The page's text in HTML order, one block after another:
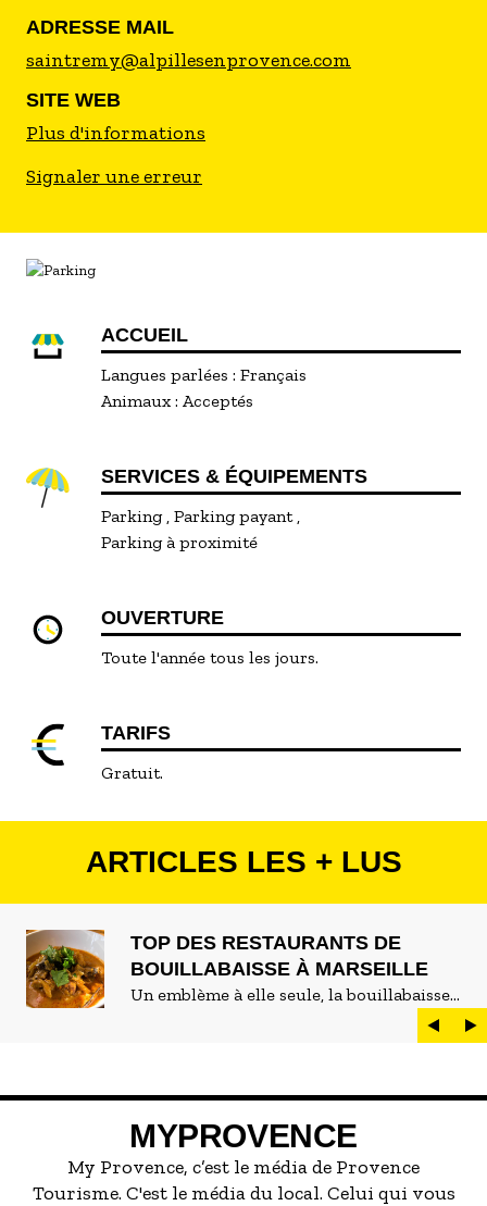
ADRESSE MAIL
saintremy@alpillesenprovence.com
SITE WEB
Plus d'informations
Signaler une erreur
ACCUEIL
Langues parlées : Français
Animaux : Acceptés
SERVICES & ÉQUIPEMENTS
Parking Parking payant
Parking à proximité
OUVERTURE
Toute l'année tous les jours.
TARIFS
Gratuit.
ARTICLES LES + LUS
TOP DES RESTAURANTS DE
BOUILLABAISSE À MARSEILLE
Un emblème à elle seule, la bouillabaisse
est LE plat marseillais par excellence. On
peut d'ailleurs vite être submergé·e par la
servir la meilleure...
MYPROVENCE
My Provence, c’est le média de Provence
Tourisme. C'est le média du local. Celui qui vous